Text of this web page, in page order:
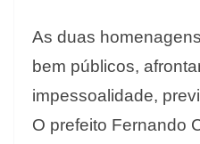
As duas
bem públicos,
impessoalidade,
O prefeito Fernando